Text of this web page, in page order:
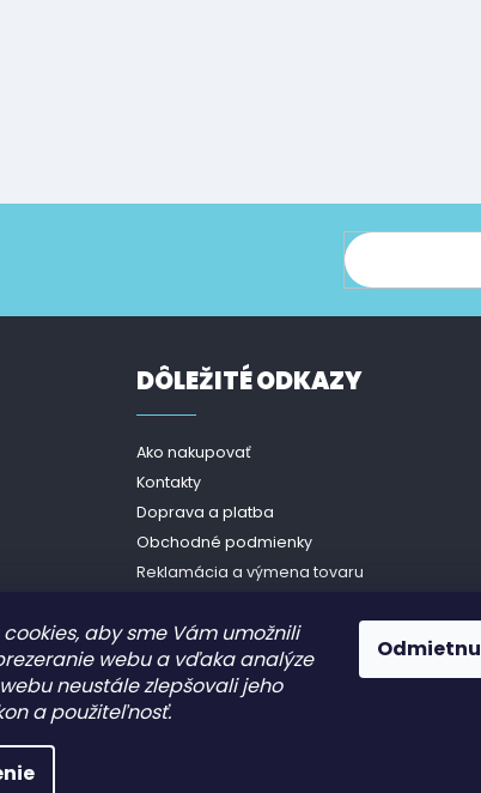
aby sme Vám umožnili
webu a vďaka analýze
neustále zlepšovali jeho
a použiteľnosť.
DÔLEŽITÉ ODKAZY
Ako nakupovať
Kontakty
Doprava a platba
Obchodné podmienky
Reklamácia a výmena tovaru
údajov- GDPR